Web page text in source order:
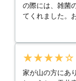
の際には、雑菌
てくれました。
★★★★★
家が山の方にあ